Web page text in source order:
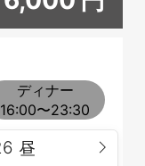
ディナー
16:00〜23:30